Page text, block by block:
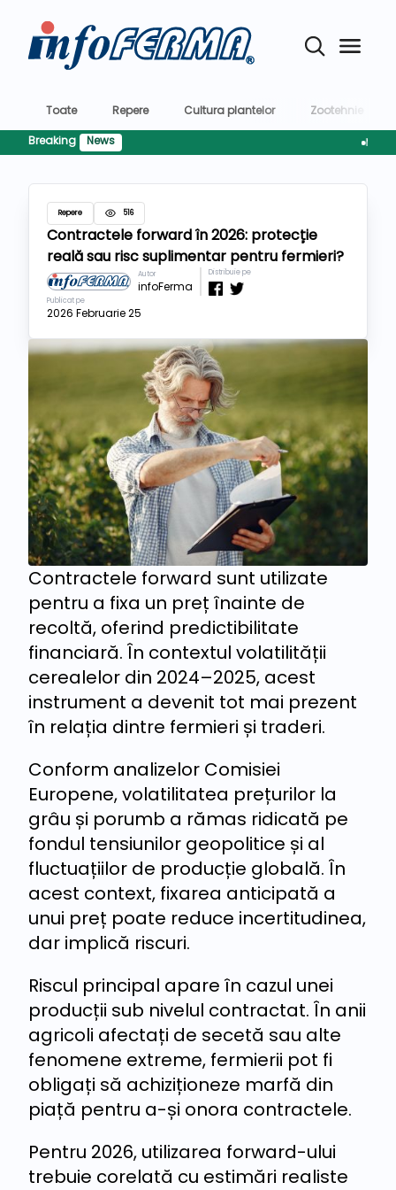
Toate Repere Cultura plantelor
Zootehnie
Breaking
News MMAP
Repere 516
Contractele forward în 2026: protecție
reală sau risc suplimentar pentru fermieri?
Autor
infoFerma
Distribuie pe
Publicat pe
2026 Februarie 25
Contractele forward sunt utilizate
pentru a fixa un preț înainte de
recoltă, oferind predictibilitate
financiară. În contextul volatilității
cerealelor din 2024–2025, acest
instrument a devenit tot mai prezent
în relația dintre fermieri și traderi.
Conform analizelor Comisiei
Europene, volatilitatea prețurilor la
grâu și porumb a rămas ridicată pe
fondul tensiunilor geopolitice și al
fluctuațiilor de producție globală. În
acest context, fixarea anticipată a
unui preț poate reduce incertitudinea,
dar implică riscuri.
Riscul principal apare în cazul unei
producții sub nivelul contractat. În anii
agricoli afectați de secetă sau alte
fenomene extreme, fermierii pot fi
obligați să achiziționeze marfă din
piață pentru a-și onora contractele.
Pentru 2026, utilizarea forward-ului
trebuie corelată cu estimări realiste